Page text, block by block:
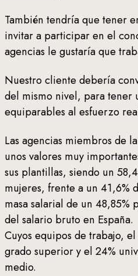
También tendría que tener
invitar a participar en el
agencias le gustaría que
Nuestro cliente debería
del mismo nivel, para tener
equiparables al esfuerzo
Las agencias miembros de
unos valores muy
sus plantillas, siendo un
mujeres, frente a un 41,6%
masa salarial de un 48,85%
del salario bruto en España.
Cuyos equipos de trabajo,
grado superior y el 24%
medio.